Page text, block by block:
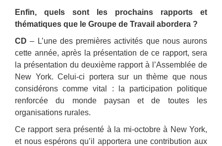
Enfin, quels sont les prochains rapports et
thématiques que le Groupe de Travail abordera ?
CD – L’une des premières activités que nous aurons
cette année, après la présentation de ce rapport, sera
la présentation du deuxième rapport à l’Assemblée de
New York. Celui-ci portera sur un thème que nous
considérons comme vital : la participation politique
renforcée du monde paysan et de toutes les
organisations rurales.
Ce rapport sera présenté à la mi-octobre à New York,
et nous espérons qu’il apportera une contribution aux